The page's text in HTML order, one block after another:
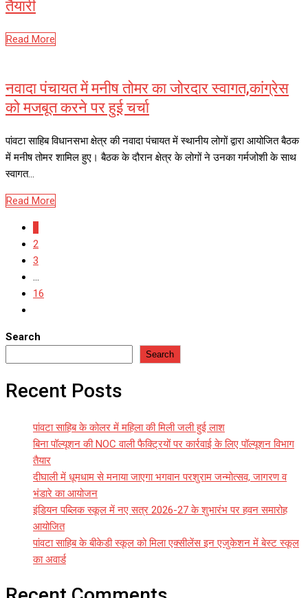
तैयारी
Read More
नवादा पंचायत में मनीष तोमर का जोरदार स्वागत,कांग्रेस
को मजबूत करने पर हुई चर्चा
पांवटा साहिब विधानसभा क्षेत्र की नवादा पंचायत में स्थानीय लोगों द्वारा आयोजित बैठक
में मनीष तोमर शामिल हुए। बैठक के दौरान क्षेत्र के लोगों ने उनका गर्मजोशी के साथ
स्वागत…
Read More
2
3
...
16
Search
Search
Recent Posts
पांवटा साहिब के कोलर में महिला की मिली जली हुई लाश
बिना पॉल्यूशन की NOC वाली फैक्ट्रियों पर कार्रवाई के लिए पॉल्यूशन विभाग
तैयार
दीघाली में धूमधाम से मनाया जाएगा भगवान परशुराम जन्मोत्सव, जागरण व
भंडारे का आयोजन
इंडियन पब्लिक स्कूल में नए सत्र 2026-27 के शुभारंभ पर हवन समारोह
आयोजित
पांवटा साहिब के बीकेडी स्कूल को मिला एक्सीलेंस इन एजुकेशन में बेस्ट स्कूल
का अवार्ड